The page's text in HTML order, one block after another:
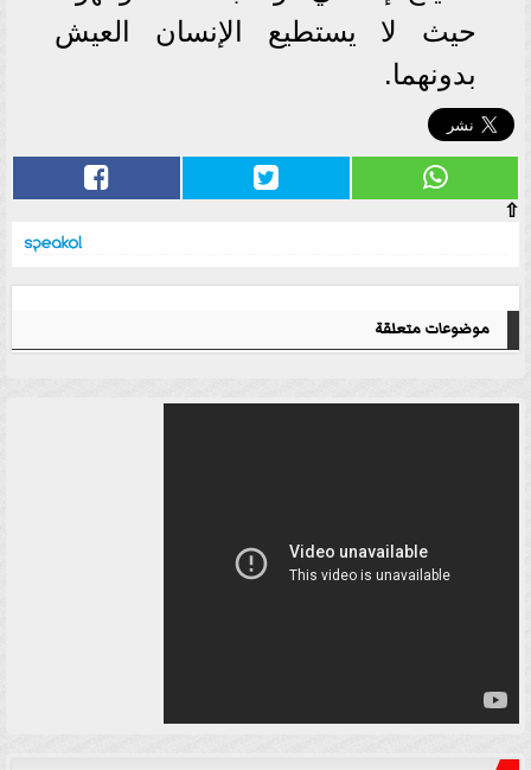
حيث لا يستطيع الإنسان العيش
بدونهما.
⇧
موضوعات متعلقة